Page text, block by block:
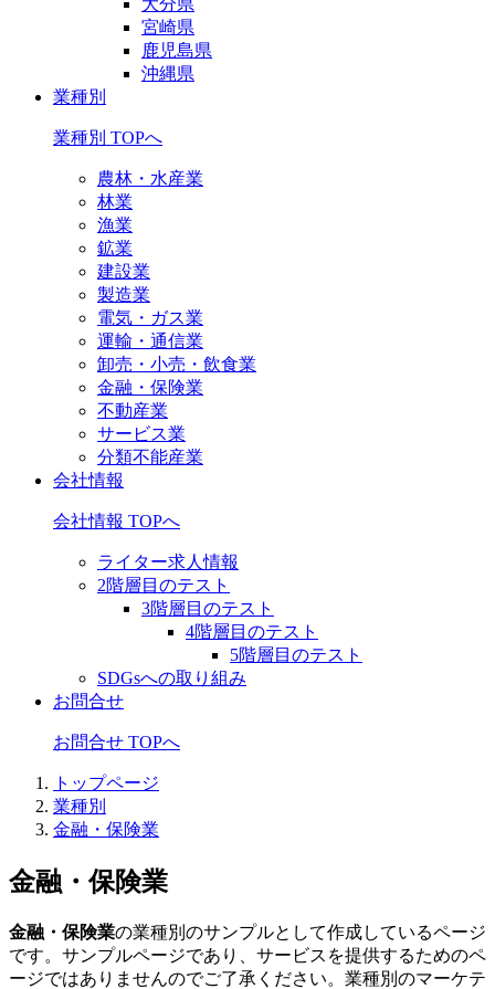
大分県
宮崎県
鹿児島県
沖縄県
業種別
業種別 TOPへ
農林・水産業
林業
漁業
鉱業
建設業
製造業
電気・ガス業
運輸・通信業
卸売・小売・飲食業
金融・保険業
不動産業
サービス業
分類不能産業
会社情報
会社情報 TOPへ
ライター求人情報
2階層目のテスト
3階層目のテスト
4階層目のテスト
5階層目のテスト
SDGsへの取り組み
お問合せ
お問合せ TOPへ
トップページ
業種別
金融・保険業
金融・保険業
金融・保険業の業種別のサンプルとして作成しているページ
です。サンプルページであり、サービスを提供するためのペ
ージではありませんのでご了承ください。業種別のマーケテ